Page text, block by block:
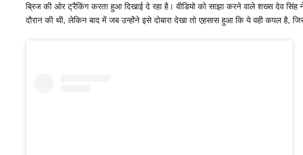
ब्रिज की ओर ट्रैकिंग करता हुआ दिखाई दे रहा है। वीडियो को साझा करने वाले शख्स देव सिंह ने
दौरान की थी, लेकिन बाद में जब उन्होंने इसे दोबारा देखा तो एहसास हुआ कि ये वही कपल है,